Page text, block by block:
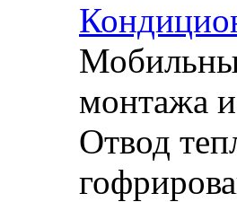
монтажа
Отвод